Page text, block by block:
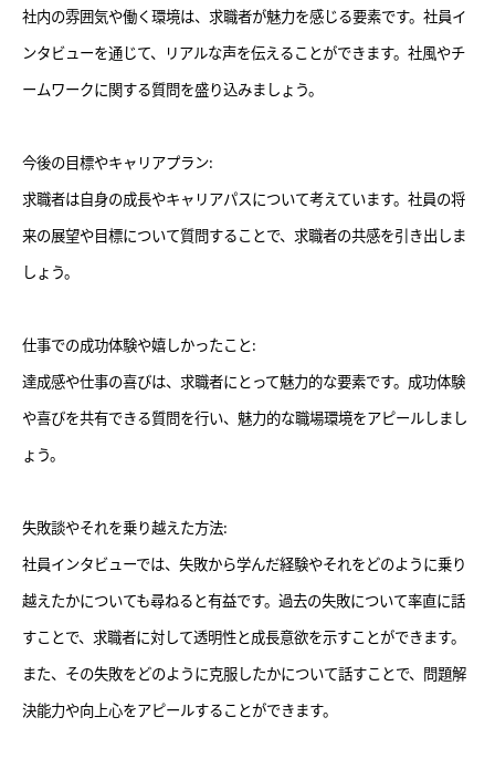
社内の雰囲気や働く環境は、求職者が魅力を感じる要素です。社員イ
ンタビューを通じて、リアルな声を伝えることができます。社風やチ
ームワークに関する質問を盛り込みましょう。
今後の目標やキャリアプラン:
求職者は自身の成長やキャリアパスについて考えています。社員の将
来の展望や目標について質問することで、求職者の共感を引き出しま
しょう。
仕事での成功体験や嬉しかったこと:
達成感や仕事の喜びは、求職者にとって魅力的な要素です。成功体験
や喜びを共有できる質問を行い、魅力的な職場環境をアピールしまし
ょう。
失敗談やそれを乗り越えた方法:
社員インタビューでは、失敗から学んだ経験やそれをどのように乗り
越えたかについても尋ねると有益です。過去の失敗について率直に話
すことで、求職者に対して透明性と成長意欲を示すことができます。
また、その失敗をどのように克服したかについて話すことで、問題解
決能力や向上心をアピールすることができます。